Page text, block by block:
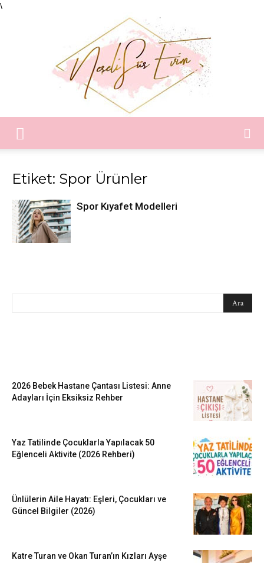
\
Etiket: Spor Ürünler
Spor Kıyafet Modelleri
2026 Bebek Hastane Çantası Listesi: Anne
Adayları İçin Eksiksiz Rehber
Yaz Tatilinde Çocuklarla Yapılacak 50
Eğlenceli Aktivite (2026 Rehberi)
Ünlülerin Aile Hayatı: Eşleri, Çocukları ve
Güncel Bilgiler (2026)
Katre Turan ve Okan Turan’ın Kızları Ayşe